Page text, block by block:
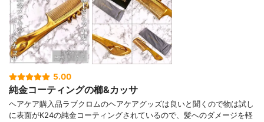
5.00
純金コーティングの櫛&カッサ
ヘアケア購入品ラブクロムのヘアケアグッズは良いと聞くので物は試し
に表面がK24の純金コーティングされているので、髪へのダメージを軽